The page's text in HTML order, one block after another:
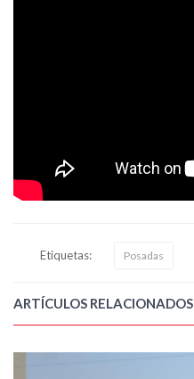
Etiquetas: Posadas
ARTÍCULOS RELACIONADOS